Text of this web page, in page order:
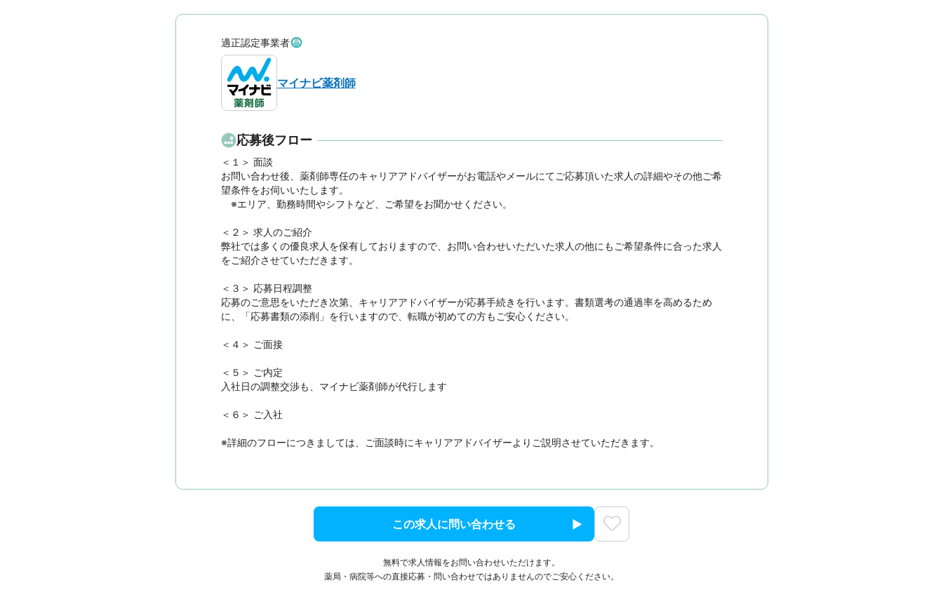
適正認定事業者
マイナビ薬剤師
応募後フロー
＜１＞ 面談
お問い合わせ後、薬剤師専任のキャリアアドバイザーがお電話やメールにてご応募頂いた求人の詳細やその他ご希
望条件をお伺いいたします。
※エリア、勤務時間やシフトなど、ご希望をお聞かせください。
＜２＞ 求人のご紹介
弊社では多くの優良求人を保有しておりますので、お問い合わせいただいた求人の他にもご希望条件に合った求人
をご紹介させていただきます。
＜３＞ 応募日程調整
応募のご意思をいただき次第、キャリアアドバイザーが応募手続きを行います。書類選考の通過率を高めるため
に、「応募書類の添削」を行いますので、転職が初めての方もご安心ください。
＜４＞ ご面接
＜５＞ ご内定
入社日の調整交渉も、マイナビ薬剤師が代行します
＜６＞ ご入社
※詳細のフローにつきましては、ご面談時にキャリアアドバイザーよりご説明させていただきます。
この求人に問い合わせる
無料で求人情報をお問い合わせいただけます。
薬局・病院等への直接応募・問い合わせではありませんのでご安心ください。